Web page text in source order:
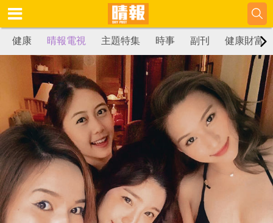
健康 晴報電視 主題特集 時事 副刊 健康財富